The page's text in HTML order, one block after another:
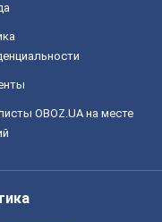
OBOZ.UA на месте